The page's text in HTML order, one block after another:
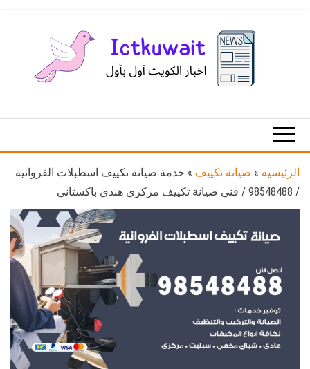
الكويت
الرئيسية » صيانة تكييف » خدمة صيانة تكييف اسطبلات الفروانية
/ 98548488 / فني صيانة تكييف مركزي هندي باكستاني